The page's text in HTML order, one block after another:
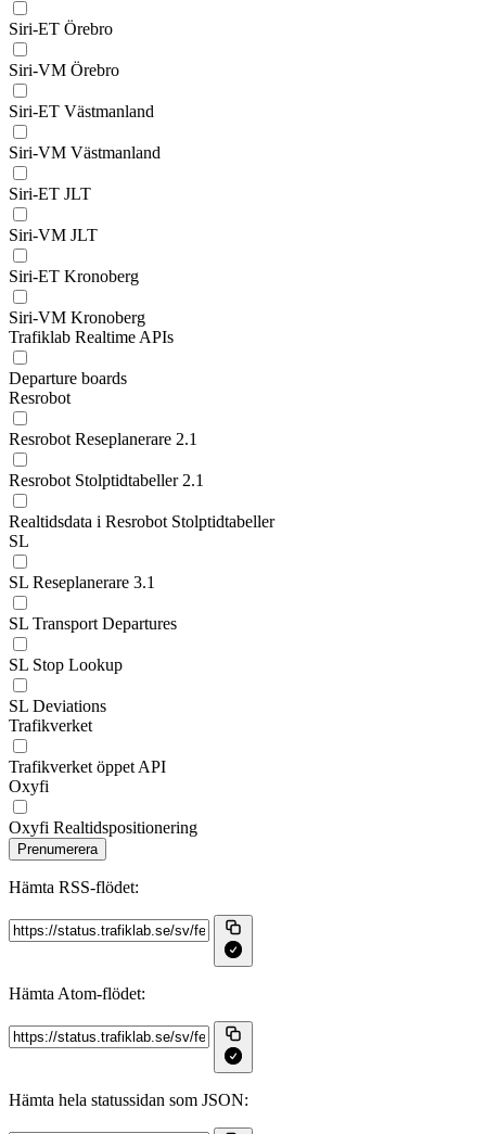
Siri-ET Örebro
Siri-VM Örebro
Siri-ET Västmanland
Siri-VM Västmanland
Siri-ET JLT
Siri-VM JLT
Siri-ET Kronoberg
Siri-VM Kronoberg
Trafiklab Realtime APIs
Departure boards
Resrobot
Resrobot Reseplanerare 2.1
Resrobot Stolptidtabeller 2.1
Realtidsdata i Resrobot Stolptidtabeller
SL
SL Reseplanerare 3.1
SL Transport Departures
SL Stop Lookup
SL Deviations
Trafikverket
Trafikverket öppet API
Oxyfi
Oxyfi Realtidspositionering
Prenumerera
Hämta RSS‑flödet:
Hämta Atom‑flödet:
Hämta hela statussidan som JSON: